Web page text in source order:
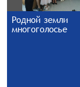
Родной земли
многоголосье